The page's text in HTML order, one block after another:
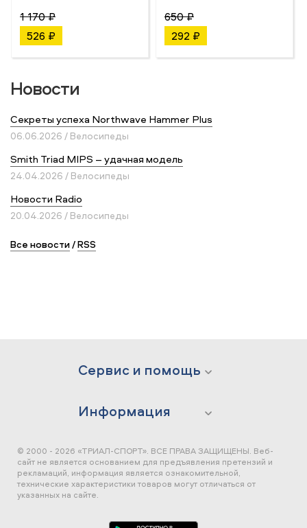
1 170 ₽
526 ₽
650 ₽
292 ₽
Новости
Секреты успеха Northwave Hammer Plus
06.06.2026 / Велосипеды
Smith Triad MIPS – удачная модель
24.04.2026 / Велосипеды
Новости Radio
20.04.2026 / Велосипеды
Все новости/RSS
Сервис и помощь
Информация
© 2000 - 2026 «ТРИАЛ-СПОРТ». ВСЕ ПРАВА ЗАЩИЩЕНЫ. Веб-
сайт не является основанием для предъявления претензий и
рекламаций, информация является ознакомительной,
технические характеристики товаров могут отличаться от
указанных на сайте.